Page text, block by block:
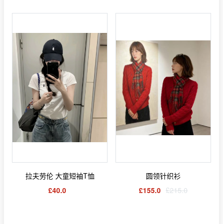
拉夫劳伦 大童短袖T恤
£40.0
圆领针织衫
£155.0 £215.0